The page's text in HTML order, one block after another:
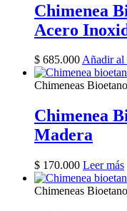
Chimenea
Acero
$ 685.000Añadir al
Chimeneas
Chimenea
Madera
$ 170.000 Leer más
Chimeneas